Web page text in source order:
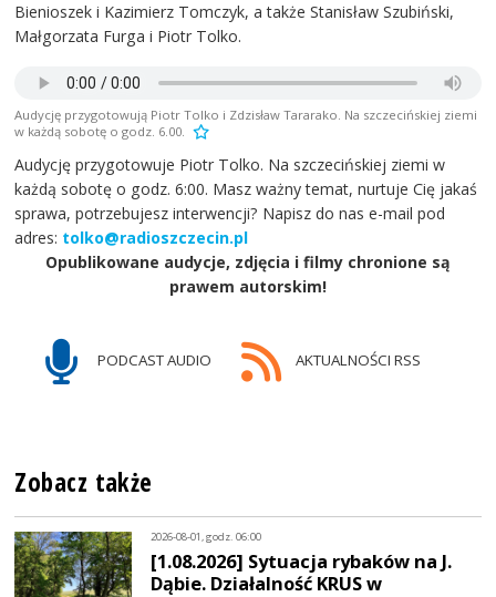
Bienioszek i Kazimierz Tomczyk, a także Stanisław Szubiński,
Małgorzata Furga i Piotr Tolko.
Audycję przygotowują Piotr Tolko i Zdzisław Tararako. Na szczecińskiej ziemi
w każdą sobotę o godz. 6.00.
Audycję przygotowuje Piotr Tolko. Na szczecińskiej ziemi w
każdą sobotę o godz. 6:00. Masz ważny temat, nurtuje Cię jakaś
sprawa, potrzebujesz interwencji? Napisz do nas e-mail pod
adres: tolko@radioszczecin.pl
Opublikowane audycje, zdjęcia i filmy chronione są
prawem autorskim!
PODCAST AUDIO AKTUALNOŚCI RSS
Zobacz także
2026-08-01, godz. 06:00
[1.08.2026] Sytuacja rybaków na J.
Dąbie. Działalność KRUS w